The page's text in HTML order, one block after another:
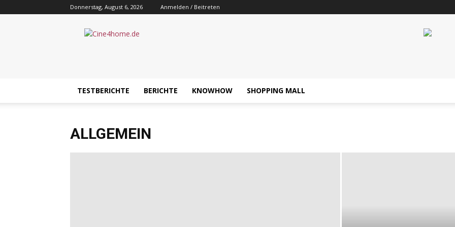
Donnerstag, August 6, 2026 Anmelden / Beitreten
Cine4home.de
TESTBERICHTE BERICHTE KNOWHOW SHOPPING MALL
ALLGEMEIN